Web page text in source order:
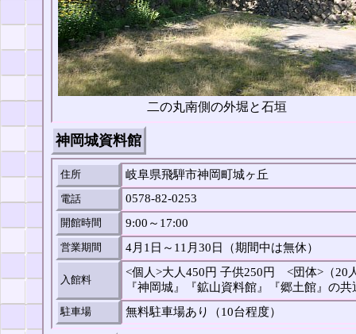
二の丸南側の外堀と石垣
神岡城資料館
住所 岐阜県飛騨市神岡町城ヶ丘
電話 0578-82-0253
開館時間 9:00～17:00
営業期間 4月1日～11月30日（期間中は無休）
入館料
<個人>大人450円 子供250円 <団体> （
『神岡城』『鉱山資料館』『郷土館』の
駐車場 無料駐車場あり（10台程度）